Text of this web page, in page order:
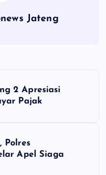
Jateng
2 Apresiasi
Pajak
Polres
Apel Siaga